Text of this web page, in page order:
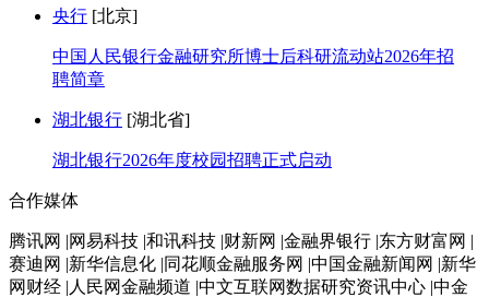
央行 [北京]
中国人民银行金融研究所博士后科研流动站2026年招
聘简章
湖北银行 [湖北省]
湖北银行2026年度校园招聘正式启动
合作媒体
腾讯网 |网易科技 |和讯科技 |财新网 |金融界银行 |东方财富网 |
赛迪网 |新华信息化 |同花顺金融服务网 |中国金融新闻网 |新华
网财经 |人民网金融频道 |中文互联网数据研究资讯中心 |中金